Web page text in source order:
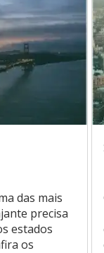
das mais
precisa
estados
os